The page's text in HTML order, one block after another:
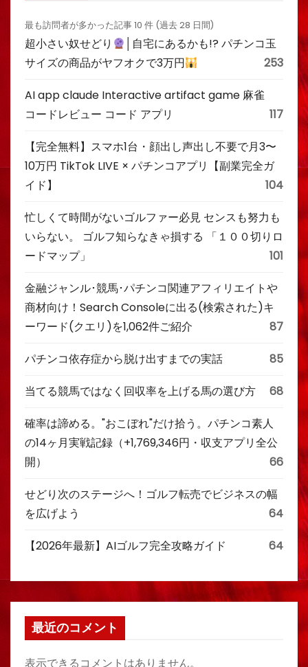
最も訪問者が多かった記事 10 件 (過去 28 日間)
超小さい奴せどり
│自宅にあるかも!? パチンコ玉
サイズの商品がヤフオクで3万円
253
AI app claude Interactive artifact game 麻雀
コードレビュー コード アプリ
117
【完全無料】スマホ1台・顔出し声出し不要で月3〜
10万円 TikTok LIVE × パチンコアプリ【副業完全ガ
イド】
104
忙しくて時間がないゴルファー必見 センスも努力も
いらない。 ゴルフ知らなきゃ損する 「１００切りロ
ードマップ」
101
金融ジャンル･競馬･パチンコ関連アフィリエイトや
商材向け！Search Consoleに出る(検索された)キ
ーワード(クエリ)を1,062件ご紹介
87
パチンコ依存症から脱け出すまでの実話 85
当てる競馬ではなく回収率を上げる馬の選び方 68
確率は諦める。"おこぼれ"だけ拾う。パチンコ素人
の14ヶ月実戦記録（+1,769,346円・収支アプリ全公
開）
66
せどり次のステージへ！ゴルフ転売でビジネスの幅
を広げよう
64
【2026年最新】AIゴルフ完全攻略ガイド 64
最近のコメント
表示できるコメントはありません。